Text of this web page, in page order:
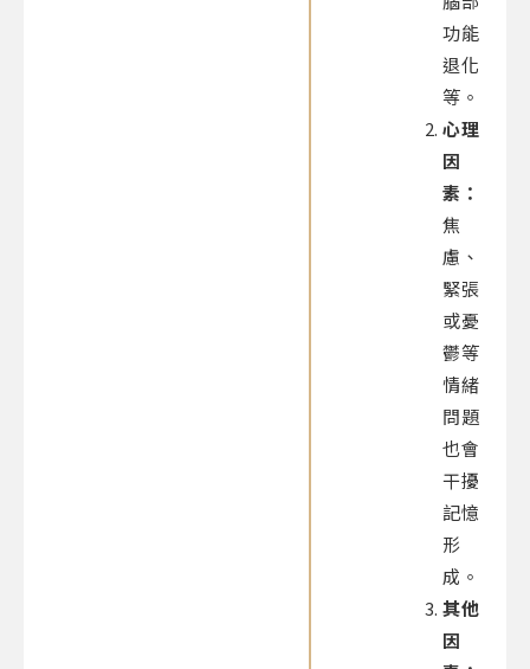
功能
退化
等。
心理
因
素：
焦
慮、
緊張
或憂
鬱等
情緒
問題
也會
干擾
記憶
形
成。
其他
因